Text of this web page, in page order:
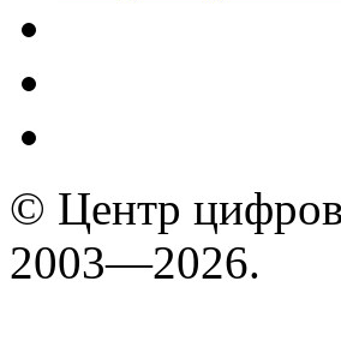
© Центр
2003—2026.